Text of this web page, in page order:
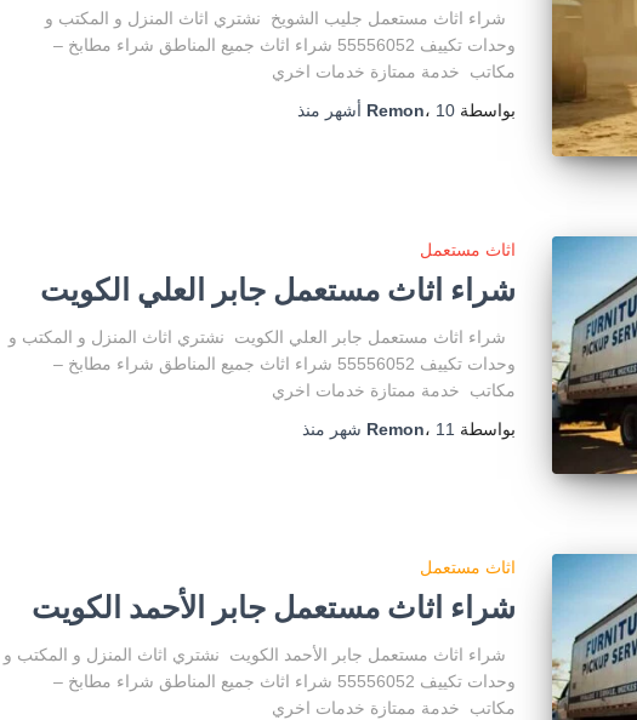
شراء اثاث مستعمل جليب الشويخ نشتري اثاث المنزل و المكتب و
وحدات تكييف 55556052 شراء اثاث جميع المناطق شراء مطابخ –
مكاتب خدمة ممتازة خدمات اخري
بواسطة
Remon، 10 أشهر منذ
اثاث مستعمل
شراء اثاث مستعمل جابر العلي الكويت
شراء اثاث مستعمل جابر العلي الكويت نشتري اثاث المنزل و المكتب و
وحدات تكييف 55556052 شراء اثاث جميع المناطق شراء مطابخ –
مكاتب خدمة ممتازة خدمات اخري
بواسطة
Remon، 11 شهر منذ
اثاث مستعمل
شراء اثاث مستعمل جابر الأحمد الكويت
شراء اثاث مستعمل جابر الأحمد الكويت نشتري اثاث المنزل و المكتب و
وحدات تكييف 55556052 شراء اثاث جميع المناطق شراء مطابخ –
مكاتب خدمة ممتازة خدمات اخري